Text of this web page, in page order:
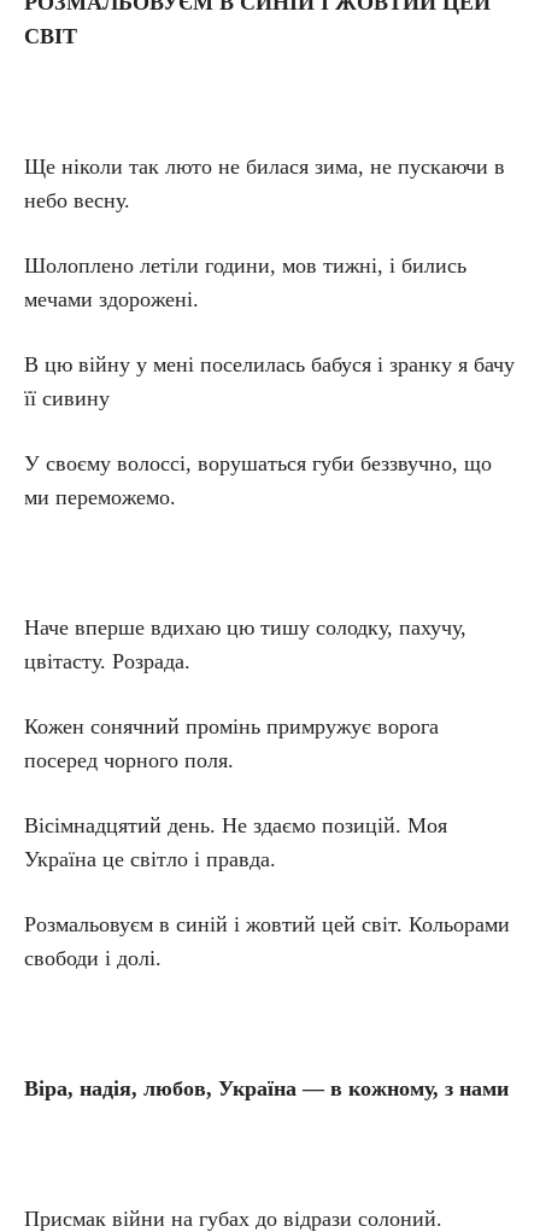
СВІТ
Ще ніколи так люто не билася зима, не пускаючи в
небо весну.
Шолоплено летіли години, мов тижні, і бились
мечами здорожені.
В цю війну у мені поселилась бабуся і зранку я бачу
її сивину
У своєму волоссі, ворушаться губи беззвучно, що
ми переможемо.
Наче вперше вдихаю цю тишу солодку, пахучу,
цвітасту. Розрада.
Кожен сонячний промінь примружує ворога
посеред чорного поля.
Вісімнадцятий день. Не здаємо позицій. Моя
Україна це світло і правда.
Розмальовуєм в синій і жовтий цей світ. Кольорами
свободи і долі.
Віра, надія, любов, Україна — в кожному, з нами
Присмак війни на губах до відрази солоний.